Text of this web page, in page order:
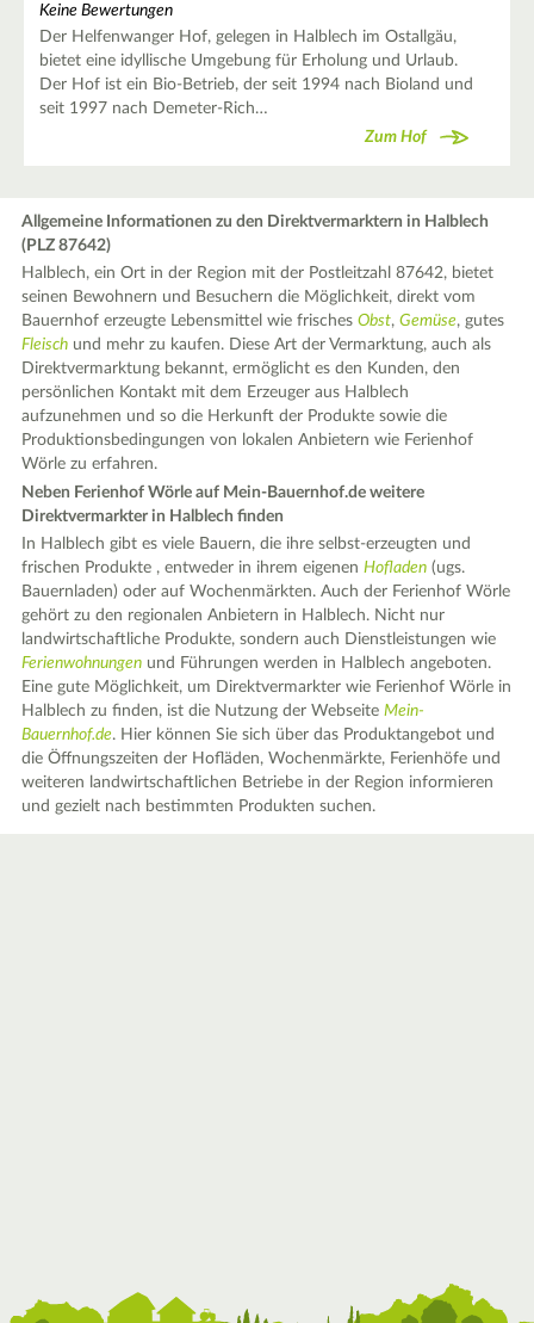
Keine Bewertungen
Der Helfenwanger Hof, gelegen in Halblech im Ostallgäu,
bietet eine idyllische Umgebung für Erholung und Urlaub.
Der Hof ist ein Bio-Betrieb, der seit 1994 nach Bioland und
seit 1997 nach Demeter-Rich…
Zum Hof
Allgemeine Informationen zu den Direktvermarktern in Halblech
(PLZ 87642)
Halblech, ein Ort in der Region mit der Postleitzahl 87642, bietet
seinen Bewohnern und Besuchern die Möglichkeit, direkt vom
Bauernhof erzeugte Lebensmittel wie frischesObst,Gemüse, gutes
Fleisch und mehr zu kaufen. Diese Art der Vermarktung, auch als
Direktvermarktung bekannt, ermöglicht es den Kunden, den
persönlichen Kontakt mit dem Erzeuger aus Halblech
aufzunehmen und so die Herkunft der Produkte sowie die
Produktionsbedingungen von lokalen Anbietern wie Ferienhof
Wörle zu erfahren.
Neben Ferienhof Wörle auf Mein-Bauernhof.de weitere
Direktvermarkter in Halblech finden
In Halblech gibt es viele Bauern, die ihre selbst-erzeugten und
frischen Produkte , entweder in ihrem eigenenHofladen (ugs.
Bauernladen) oder auf Wochenmärkten. Auch der Ferienhof Wörle
gehört zu den regionalen Anbietern in Halblech. Nicht nur
landwirtschaftliche Produkte, sondern auch Dienstleistungen wie
Ferienwohnungen und Führungen werden in Halblech angeboten.
Eine gute Möglichkeit, um Direktvermarkter wie Ferienhof Wörle in
Halblech zu finden, ist die Nutzung der WebseiteMein-
Bauernhof.de. Hier können Sie sich über das Produktangebot und
die Öffnungszeiten der Hofläden, Wochenmärkte, Ferienhöfe und
weiteren landwirtschaftlichen Betriebe in der Region informieren
und gezielt nach bestimmten Produkten suchen.